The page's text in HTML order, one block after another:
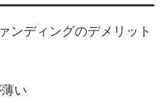
ンディングのデメリット
い